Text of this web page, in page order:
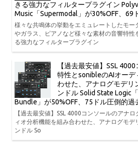
きる強力なフィルタープラグイン
Music「Supermodal」が30%OFF、69
様々な共鳴体の挙動をエミュレートしたモー
やガラス、ピアノなど様々な素材の音響特性
る強力なフィルタープラグイン
【過去最安値】SSL
特性とsonibleのAIオーデ
わせた、アナログモデリ
ンドル Solid State Logic
Bundle」が50%OFF、75ドル圧倒的過
【過去最安値】SSL 4000コンソールのアナ
ィオ分析機能を組み合わせた、アナログモデ
ンドル So